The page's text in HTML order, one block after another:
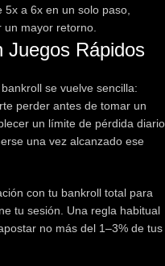
5x a 6x en un solo paso,
un mayor retorno.
Juegos Rápidos
se vuelve sencilla:
perder antes de tomar un
un límite de pérdida diario
una vez alcanzado ese
con tu bankroll total para
tu sesión. Una regla habitual
no más del 1–3% de tus